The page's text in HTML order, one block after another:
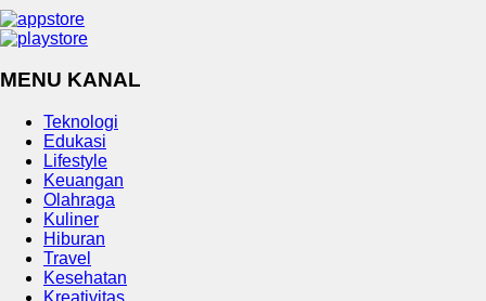
MENU KANAL
Teknologi
Edukasi
Lifestyle
Keuangan
Olahraga
Kuliner
Hiburan
Travel
Kesehatan
Kreativitas